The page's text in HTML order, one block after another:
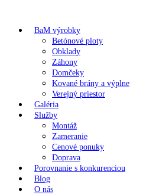
BaM výrobky
Betónové ploty
Obklady
Záhony
Domčeky
Kované brány a výplne
Verejný priestor
Galéria
Služby
Montáž
Zameranie
Cenové ponuky
Doprava
Porovnanie s konkurenciou
Blog
O nás